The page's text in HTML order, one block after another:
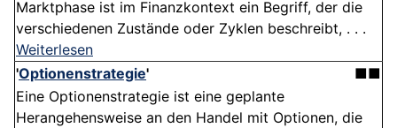
Marktphase ist im Finanzkontext ein Begriff, der die
verschiedenen Zustände oder Zyklen beschreibt, . . .
Weiterlesen
'Optionenstrategie'
■■
Eine Optionenstrategie ist eine geplante
Herangehensweise an den Handel mit Optionen, die